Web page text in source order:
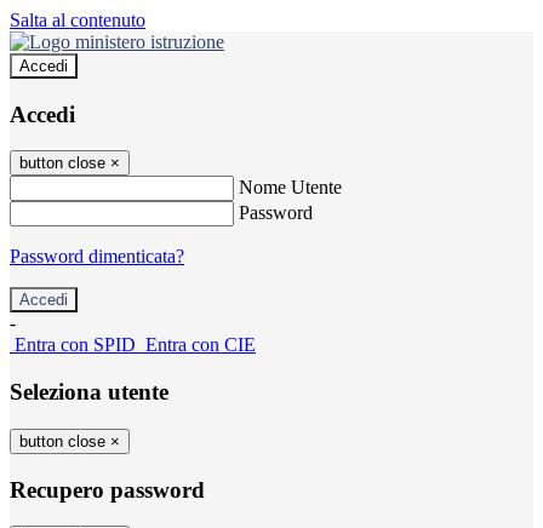
Salta al contenuto
Accedi
Accedi
button close ×
Nome Utente
Password
Password dimenticata?
-
Entra con SPID Entra con CIE
Seleziona utente
button close ×
Recupero password